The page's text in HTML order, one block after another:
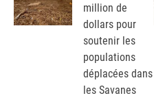
million de
dollars pour
soutenir les
populations
déplacées dans
les Savanes